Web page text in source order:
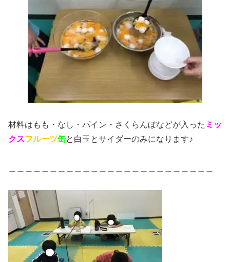
材料はもも・なし・パイン・さくらんぼなどが入った ミッ
クスフルーツ缶と白玉とサイダーのみになります♪